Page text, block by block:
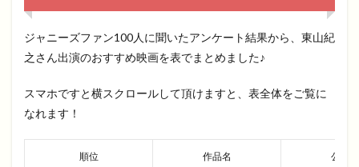
ジャニーズファン100人に聞いたアンケート結果から、東山紀
之さん出演のおすすめ映画を表でまとめました♪
スマホですと横スクロールして頂けますと、表全体をご覧に
なれます！
順位 作品名 公開年